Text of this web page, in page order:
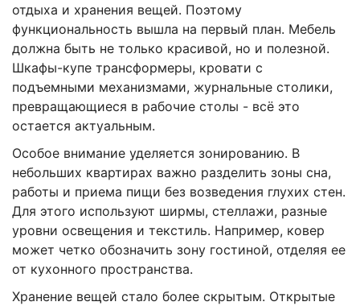
отдыха и хранения вещей. Поэтому
функциональность вышла на первый план. Мебель
должна быть не только красивой, но и полезной.
Шкафы-купе трансформеры, кровати с
подъемными механизмами, журнальные столики,
превращающиеся в рабочие столы - всё это
остается актуальным.
Особое внимание уделяется зонированию. В
небольших квартирах важно разделить зоны сна,
работы и приема пищи без возведения глухих стен.
Для этого используют ширмы, стеллажи, разные
уровни освещения и текстиль. Например, ковер
может четко обозначить зону гостиной, отделяя ее
от кухонного пространства.
Хранение вещей стало более скрытым. Открытые